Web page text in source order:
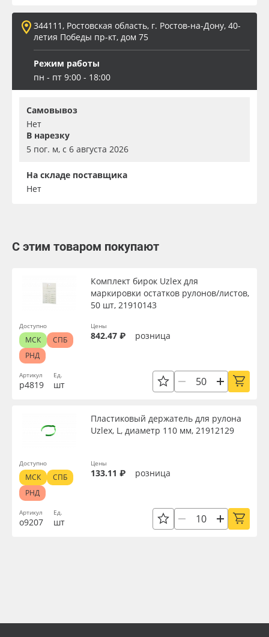
344111, Ростовская область, г. Ростов-на-Дону, 40-
летия Победы пр-кт, дом 75
Режим работы
пн - пт 9:00 - 18:00
Самовывоз
Нет
В нарезку
5 пог. м, с 6 августа 2026
На складе поставщика
Нет
С этим товаром покупают
Артикул
р4819
Комплект бирок Uzlex для
маркировки остатков рулонов/листов,
50 шт, 21910143
Ед.
шт
Цены
842.47 ₽ розница
Доступно
МСК
СПБ
РНД
Артикул
о9207
Пластиковый держатель для рулона
Uzlex, L, диаметр 110 мм, 21912129
Ед.
шт
Цены
133.11 ₽ розница
Доступно
МСК
СПБ
РНД